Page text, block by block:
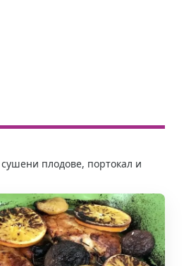
плодове, портокал и